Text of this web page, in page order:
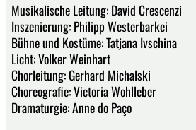
Musikalische Leitung: David Crescenzi
Inszenierung: Philipp Westerbarkei
Bühne und Kostüme: Tatjana Ivschina
Licht: Volker Weinhart
Chorleitung: Gerhard Michalski
Choreografie: Victoria Wohlleber
Dramaturgie: Anne do Paço